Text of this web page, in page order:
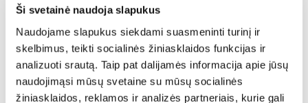
Ši svetainė naudoja slapukus
Naudojame slapukus siekdami suasmeninti turinį ir
skelbimus, teikti socialinės žiniasklaidos funkcijas ir
analizuoti srautą. Taip pat dalijamės informacija apie jūsų
naudojimąsi mūsų svetaine su mūsų socialinės
žiniasklaidos, reklamos ir analizės partneriais, kurie gali
3.Suteikia ryškesnį vaizdą;
4. Optimizuoja
smegenų funkciją
(suderina EEG
signalus);
Reguliuoja neuroendokrinologijos veiksmus
padidina serotoniną ir reguliuoja
serotonino/melatonino santykį (kuris mažina depresiją